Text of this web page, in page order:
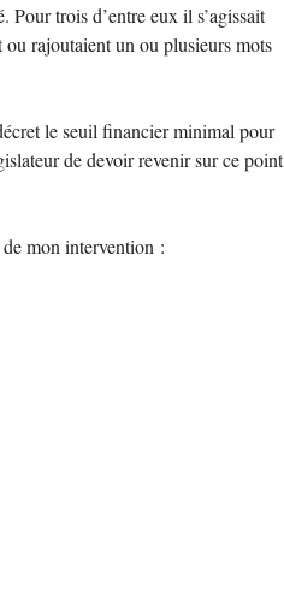
Pour trois d’entre eux il s’agissait
ou rajoutaient un ou plusieurs mots
le seuil financier minimal pour
de devoir revenir sur ce point
mon intervention :